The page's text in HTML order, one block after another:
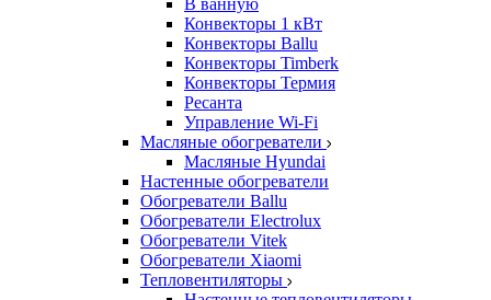
В ванную
Конвекторы 1 кВт
Конвекторы Ballu
Конвекторы Timberk
Конвекторы Термия
Ресанта
Управление Wi-Fi
Масляные обогреватели
Масляные Hyundai
Настенные обогреватели
Обогреватели Ballu
Обогреватели Electrolux
Обогреватели Vitek
Обогреватели Xiaomi
Тепловентиляторы